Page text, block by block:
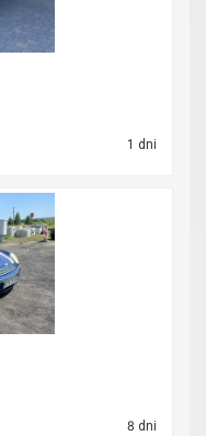
1 dni
8 dni